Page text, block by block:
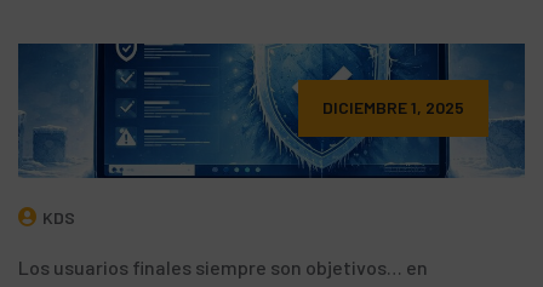
DICIEMBRE 1, 2025
KDS
Los usuarios finales siempre son objetivos… en